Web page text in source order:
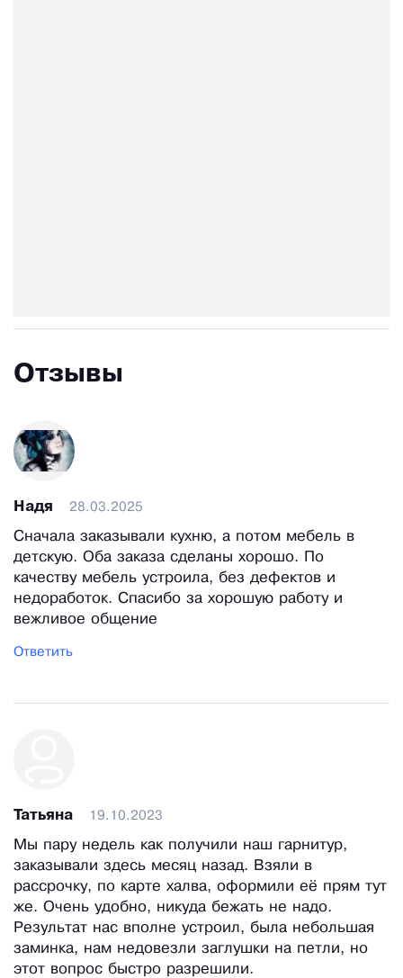
Отзывы
Надя 28.03.2025
Сначала заказывали кухню, а потом мебель в
детскую. Оба заказа сделаны хорошо. По
качеству мебель устроила, без дефектов и
недоработок. Спасибо за хорошую работу и
вежливое общение
Ответить
Татьяна 19.10.2023
Мы пару недель как получили наш гарнитур,
заказывали здесь месяц назад. Взяли в
рассрочку, по карте халва, оформили её прям тут
же. Очень удобно, никуда бежать не надо.
Результат нас вполне устроил, была небольшая
заминка, нам недовезли заглушки на петли, но
этот вопрос быстро разрешили.